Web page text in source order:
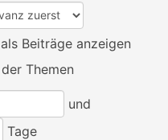
Beiträge anzeigen
Themen
und
Tage